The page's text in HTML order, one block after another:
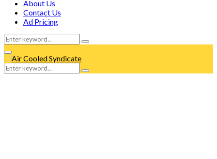
About Us
Contact Us
Ad Pricing
Search
for:
Search
Facebook
Twitter
Instagram
Tumblr
Youtube
Email
Whatsapp
Primary
Menu
Search
for:
Search